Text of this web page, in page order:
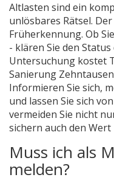
Altlasten sind ein
unlösbares Rätsel.
Früherkennung. Ob
- klären Sie den
Untersuchung kostet
Sanierung
Informieren Sie sich,
und lassen Sie sich
vermeiden Sie nicht
sichern auch den
Muss ich als
melden?